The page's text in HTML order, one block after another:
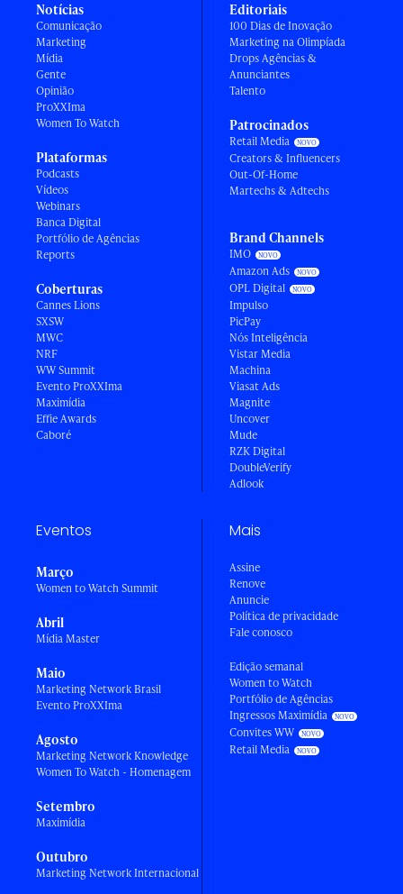
Notícias
Comunicação
Marketing
Mídia
Gente
Opinião
ProXXIma
Women To Watch
Plataformas
Podcasts
Vídeos
Webinars
Banca Digital
Portfólio de Agências
Reports
Coberturas
Cannes Lions
SXSW
MWC
NRF
WW Summit
Evento ProXXIma
Maximídia
Effie Awards
Caboré
Editoriais
100 Dias de Inovação
Marketing na Olimpíada
Drops Agências &
Anunciantes
Talento
Patrocinados
Retail Media
Creators & Influencers
Out-Of-Home
Martechs & Adtechs
Brand Channels
IMO
Amazon Ads
OPL Digital
Impulso
PicPay
Nós Inteligência
Vistar Media
Machina
Viasat Ads
Magnite
Uncover
Mude
RZK Digital
DoubleVerify
Adlook
Eventos
Março
Women to Watch Summit
Abril
Mídia Master
Maio
Marketing Network Brasil
Evento ProXXIma
Agosto
Marketing Network Knowledge
Women To Watch - Homenagem
Setembro
Maximídia
Outubro
Marketing Network Internacional
Mais
Assine
Renove
Anuncie
Política de privacidade
Fale conosco
Edição semanal
Women to Watch
Portfólio de Agências
Ingressos Maximídia
Convites WW
Retail Media